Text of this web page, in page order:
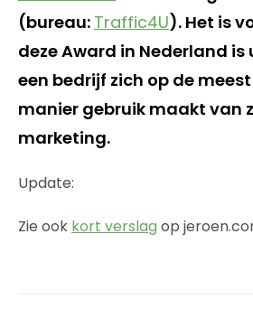
(bureau: Traffic4U). Het is
deze Award in Nederland
een bedrijf zich op de
manier gebruik maakt van
marketing.
Update:
Zie ook kort verslag op